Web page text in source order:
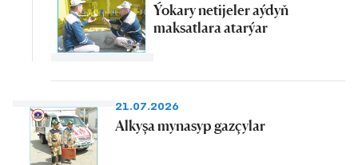
Ýokary netijeler aýdyň
maksatlara atarýar
21.07.2026
Alkyşa mynasyp gazçylar